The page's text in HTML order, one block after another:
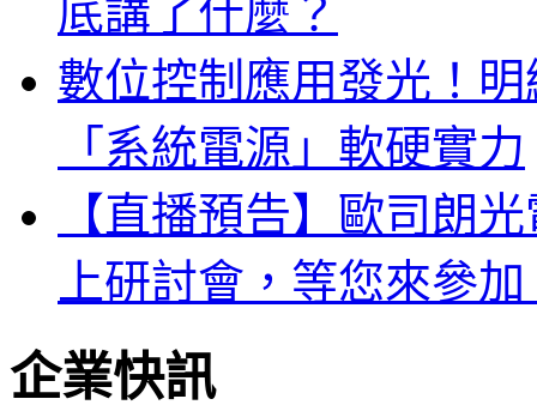
底講了什麼？
數位控制應用發光！
「系統電源」軟硬實力
【直播預告】歐司朗
上研討會，等您來參
企業快訊